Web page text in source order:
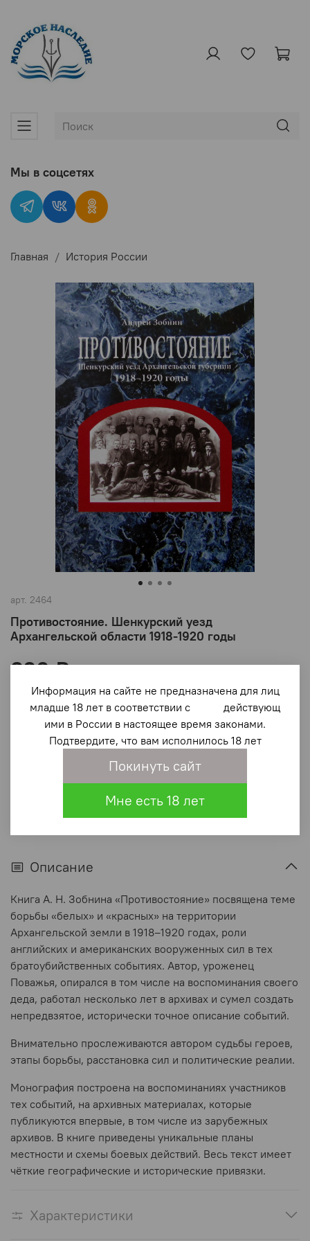
Главная История России
арт. 2464
Противостояние. Шенкурский уезд
Архангельской области 1918-1920 годы
(0) В избранное
820 ₽
В корзину
Описание
Книга А. Н. Зобнина «Противостояние» посвящена теме
борьбы «белых» и «красных» на территории
Архангельской земли в 1918–1920 годах, роли
английских и американских вооруженных сил в тех
братоубийственных событиях. Автор, уроженец
Поважья, опирался в том числе на воспоминания своего
деда, работал несколько лет в архивах и сумел создать
непредвзятое, исторически точное описание событий.
Внимательно прослеживаются автором судьбы героев,
этапы борьбы, расстановка сил и политические реалии.
Монография построена на воспоминаниях участников
тех событий, на архивных материалах, которые
публикуются впервые, в том числе из зарубежных
архивов. В книге приведены уникальные планы
местности и схемы боевых действий. Весь текст имеет
чёткие географические и исторические привязки.
Характеристики
Мы в соцсетях
Информация на сайте не предназначена для лиц
младше 18 лет в соответствии с действующ
ими в России в настоящее время законами.
Подтвердите, что вам исполнилось 18 лет
Покинуть сайт
Мне есть 18 лет